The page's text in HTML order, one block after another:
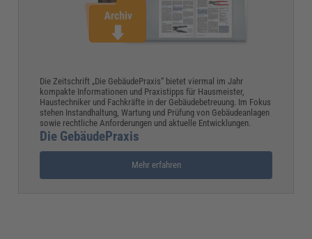
Die Zeitschrift „Die GebäudePraxis“ bietet viermal im Jahr
kompakte Informationen und Praxistipps für Hausmeister,
Haustechniker und Fachkräfte in der Gebäudebetreuung. Im Fokus
stehen Instandhaltung, Wartung und Prüfung von Gebäudeanlagen
sowie rechtliche Anforderungen und aktuelle Entwicklungen.
Die GebäudePraxis
Mehr erfahren